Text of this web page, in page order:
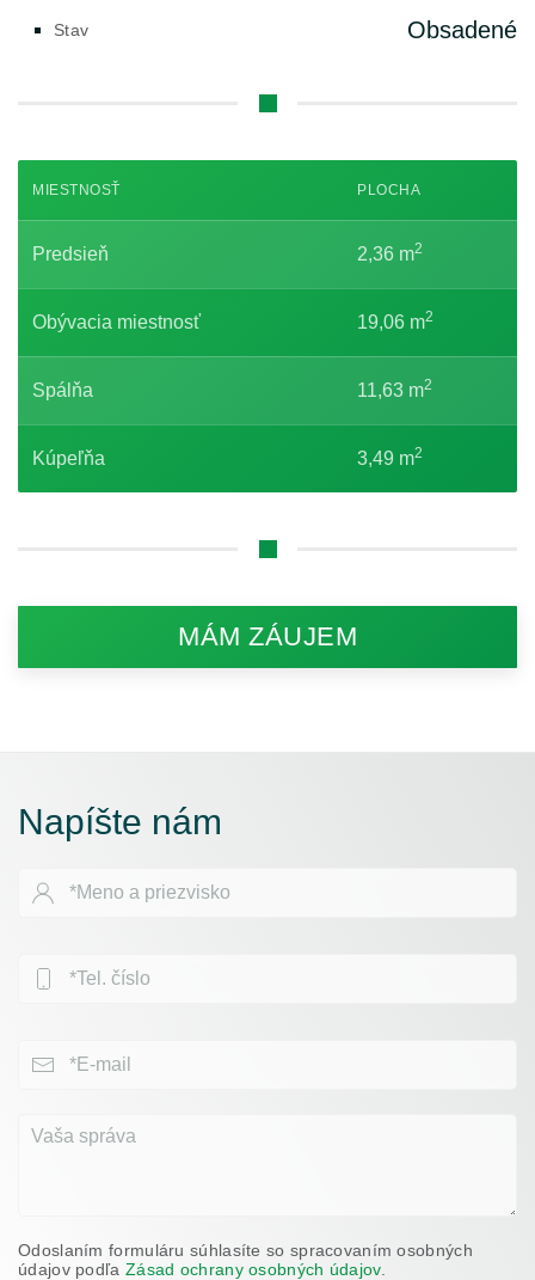
Stav Obsadené
MIESTNOSŤ PLOCHA
Predsieň 2,36 m2
Obývacia miestnosť 19,06 m2
Spálňa 11,63 m2
Kúpeľňa 3,49 m2
MÁM ZÁUJEM
Napíšte nám
Odoslaním formuláru súhlasíte so spracovaním osobných
údajov podľa Zásad ochrany osobných údajov.